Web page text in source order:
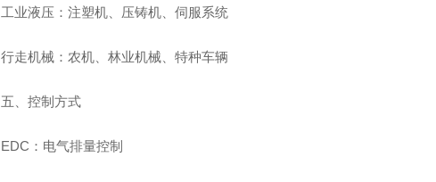
工业液压：注塑机、压铸机、伺服系统
行走机械：农机、林业机械、特种车辆
五、控制方式
EDC：电气排量控制